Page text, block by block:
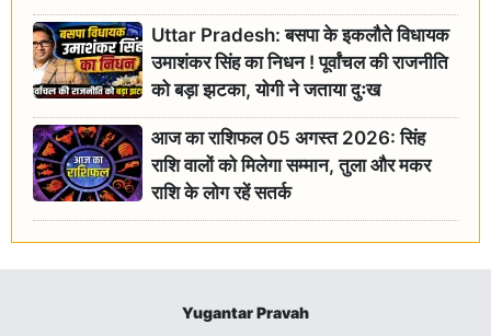
Uttar Pradesh: बसपा के इकलौते विधायक
उमाशंकर सिंह का निधन ! पूर्वांचल की राजनीति
को बड़ा झटका, योगी ने जताया दुःख
आज का राशिफल 05 अगस्त 2026: सिंह
राशि वालों को मिलेगा सम्मान, तुला और मकर
राशि के लोग रहें सतर्क
Yugantar Pravah